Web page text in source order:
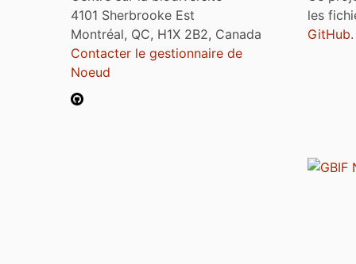
4101 Sherbrooke Est
Montréal, QC, H1X 2B2, Canada
Contacter le gestionnaire de
Noeud
les
GitHub.